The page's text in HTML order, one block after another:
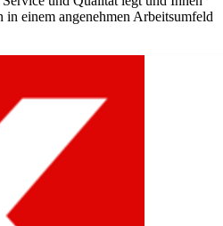
einem angenehmen Arbeitsumfeld